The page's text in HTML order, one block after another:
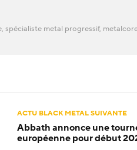
metal progressif,
ACTU BLACK METAL SUIVANTE
Abbath annonce une
européenne pour début